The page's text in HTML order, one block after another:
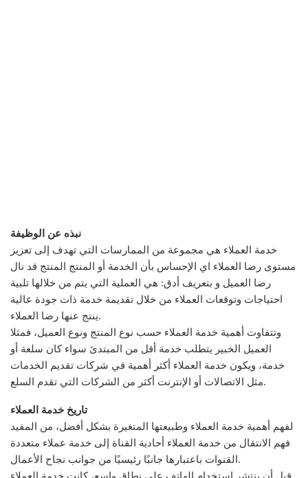
نبذه عن الوظيفة
خدمة العملاء هي مجموعة من الممارسات التي تهدف إلى تعزيز
مستوى رضا العملاء اي الإحساس بأن الخدمة أو المنتج المنتج قد نال
رضا العميل و بتعريف أدق: هي العملية التي يتم من خلالها تلبية
احتياجات وتوقعات العملاء من خلال تقديمة خدمة ذات جودة عالية
ينتج عنها رضا العملاء.
وتتفاوت أهمية خدمة العملاء حسب نوع المنتج ونوع العميل، فمثلا
العميل الخبير يتطلب خدمة أقل من المبتدئ سواء كان سلعة أو
خدمة، ويكون خدمة العملاء أكثر أهمية في شركات تقديم الخدمات
مثل الاتصالات أو الإنترنت أكثر من الشركات التي تقدم السلع.
تاريخ خدمة العملاء
لفهم أهمية خدمة العملاء وطبيعتها المتغيرة بشكل أفضل، من المفيد
فهم الانتقال من خدمة العملاء أحادية القناة إلى خدمة عملاء متعددة
القنوات باعتبارها جانبًا رئيسيًا من جوانب نجاح الأعمال.